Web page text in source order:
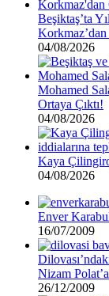
Beşiktaş’ta
Korkmaz’dan
04/08/2026
Mohamed
Ortaya Çıktı!
04/08/2026
Kaya
04/08/2026
Enver
16/07/2009
Nizam
26/12/2009